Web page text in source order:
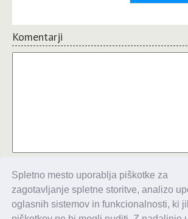
Spletno mesto uporablja piškotke za
zagotavljanje spletne storitve, analizo
oglasnih sistemov in funkcionalnosti, ki
Komentarji
Komentiraj